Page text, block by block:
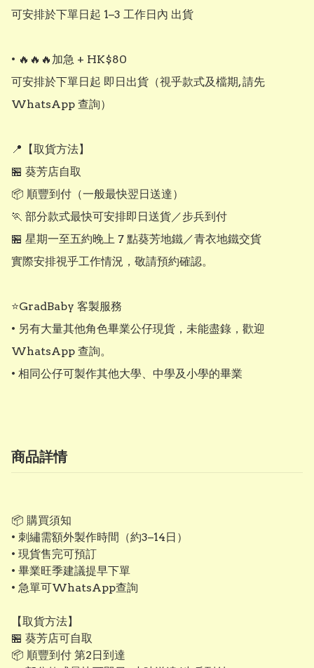
可安排於下單日起 1–3 工作日內 出貨
• 🔥🔥🔥加急 + HK$80
可安排於下單日起 即日出貨（視乎款式及檔期, 請先
WhatsApp 查詢）
📍【取貨方法】
🏪 葵芳店自取
📦 順豐到付（一般最快翌日送達）
🏃 部分款式最快可安排即日送貨／步兵到付
🏪 星期一至五約晚上 7 點葵芳地鐵／青衣地鐵交貨
實際安排視乎工作情況，敬請預約確認。
⭐GradBaby 客製服務
• 另有大量其他角色畢業公仔現貨，未能盡錄，歡迎
WhatsApp 查詢。
• 相同公仔可製作其他大學、中學及小學的畢業
商品詳情
📦 購買須知
• 刺繡需額外製作時間（約3–14日）
• 現貨售完可預訂
• 畢業旺季建議提早下單
• 急單可WhatsApp查詢
【取貨方法】
🏪 葵芳店可自取
📦 順豐到付 第2日到達